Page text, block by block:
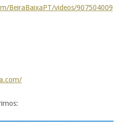
BeiraBaixaPT/videos/907504009